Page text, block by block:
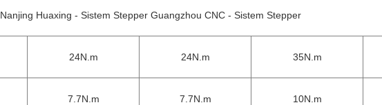
Nanjing Huaxing - Sistem Stepper Guangzhou CNC - Sistem Stepper
24N.m 24N.m 35N.m
7.7N.m 7.7N.m 10N.m